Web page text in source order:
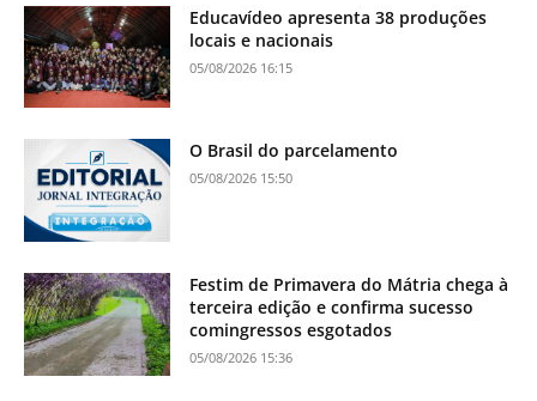
Educavídeo apresenta 38 produções
locais e nacionais
05/08/2026 16:15
O Brasil do parcelamento
05/08/2026 15:50
Festim de Primavera do Mátria chega à
terceira edição e confirma sucesso
comingressos esgotados
05/08/2026 15:36